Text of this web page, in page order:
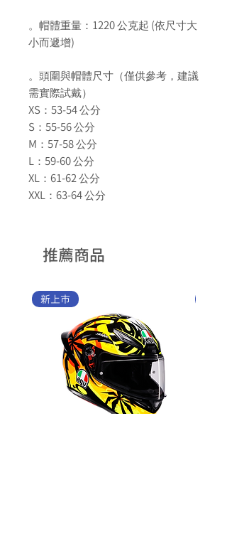
。帽體重量： 1220公克起 (依尺寸大
小而遞增)
。頭圍與帽體尺寸（僅供參考，建議
需實際試戴）
XS ： 53-54公分
S ： 55-56公分
M ： 57-58公分
L ： 59-60公分
XL ： 61-62公分
XXL ： 63-64公分
推薦商品
新上市